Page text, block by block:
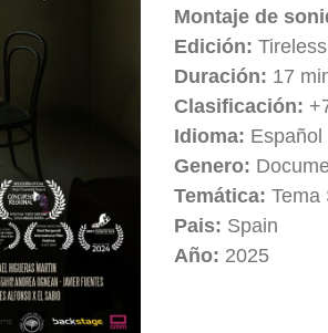
Montaje de
Edición:
Duración: 17
Clasificación:
Idioma: Español
Genero:
Temática:Tema
Pais: Spain
Año: 2025